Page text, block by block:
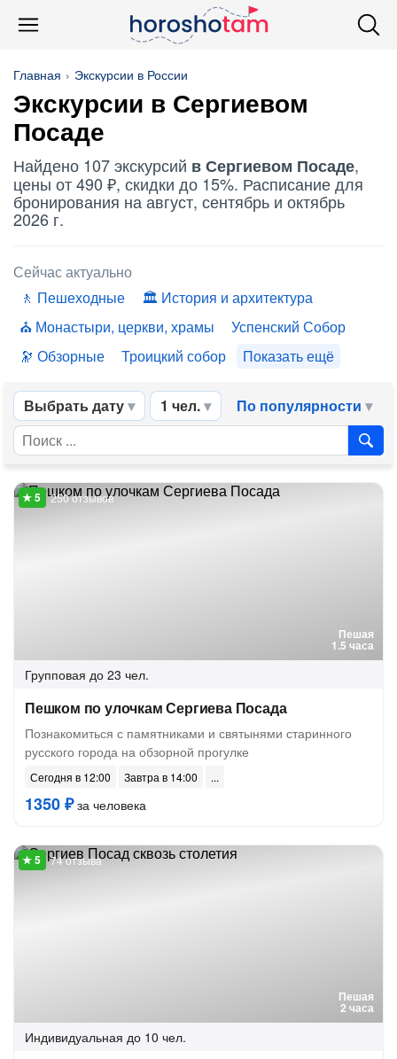
Главная Экскурсии в России
Экскурсии в Сергиевом
Посаде
Найдено 107 экскурсий в Сергиевом Посаде,
цены от 490 ₽, скидки до 15%. Расписание для
бронирования на август, сентябрь и октябрь
2026 г.
Сейчас актуально
Пешеходные
История и архитектура
Монастыри, церкви, храмы
Успенский Собор
Обзорные
Троицкий собор Показать ещё
Выбрать дату 1 чел. По популярности
Пешая
1.5 часа
250 отзывов
Групповая до 23 чел.
Пешком по улочкам Сергиева Посада
Познакомиться с памятниками и святынями старинного
русского города на обзорной прогулке
Сегодня в 12:00 Завтра в 14:00
1350 ₽за человека
Пешая
2 часа
74 отзыва
Индивидуальная до 10 чел.